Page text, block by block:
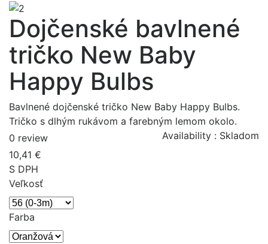
Dojčenské bavlnené
tričko New Baby
Happy Bulbs
Bavlnené dojčenské tričko New Baby Happy Bulbs.
Tričko s dlhým rukávom a farebným lemom okolo.
0 review
Availability : Skladom
10,41 €
S DPH
Veľkosť
Farba